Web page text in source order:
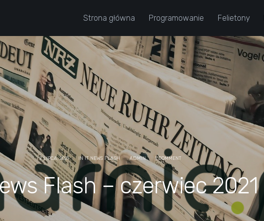
Strona główna Programowanie Felietony
7 LIPCA, 2021 INIT NEWS FLASH ADMIN 1 COMMENT
Flash – czerwiec 2021